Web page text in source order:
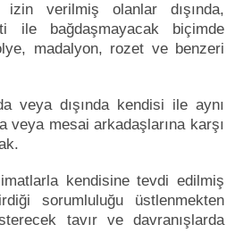
izin verilmiş olanlar dışında,
ile bağdaşmayacak biçimde
madalyon, rozet ve benzeri
veya dışında kendisi ile aynı
veya mesai arkadaşlarına karşı
kendisine tevdi edilmiş
sorumluluğu üstlenmekten
tavır ve davranışlarda